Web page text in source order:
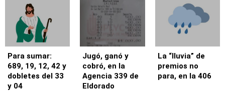
Para sumar:
689, 19, 12, 42 y
dobletes del 33
y 04
Jugó, ganó y
cobró, en la
Agencia 339 de
Eldorado
La “lluvia” de
premios no
para, en la 406